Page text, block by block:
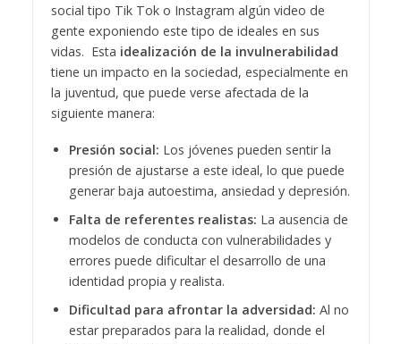
social tipo Tik Tok o Instagram algún video de
gente exponiendo este tipo de ideales en sus
vidas. Esta idealización de la invulnerabilidad
tiene un impacto en la sociedad, especialmente en
la juventud, que puede verse afectada de la
siguiente manera:
Presión social: Los jóvenes pueden sentir la
presión de ajustarse a este ideal, lo que puede
generar baja autoestima, ansiedad y depresión.
Falta de referentes realistas: La ausencia de
modelos de conducta con vulnerabilidades y
errores puede dificultar el desarrollo de una
identidad propia y realista.
Dificultad para afrontar la adversidad: Al no
estar preparados para la realidad, donde el